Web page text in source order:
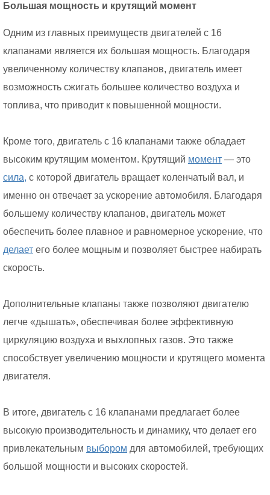
Большая мощность и крутящий момент
Одним из главных преимуществ двигателей с 16
клапанами является их большая мощность. Благодаря
увеличенному количеству клапанов, двигатель имеет
возможность сжигать большее количество воздуха и
топлива, что приводит к повышенной мощности.
Кроме того, двигатель с 16 клапанами также обладает
высоким крутящим моментом. Крутящий момент — это
сила, с которой двигатель вращает коленчатый вал, и
именно он отвечает за ускорение автомобиля. Благодаря
большему количеству клапанов, двигатель может
обеспечить более плавное и равномерное ускорение, что
делает его более мощным и позволяет быстрее набирать
скорость.
Дополнительные клапаны также позволяют двигателю
легче «дышать», обеспечивая более эффективную
циркуляцию воздуха и выхлопных газов. Это также
способствует увеличению мощности и крутящего момента
двигателя.
В итоге, двигатель с 16 клапанами предлагает более
высокую производительность и динамику, что делает его
привлекательным выбором для автомобилей, требующих
большой мощности и высоких скоростей.